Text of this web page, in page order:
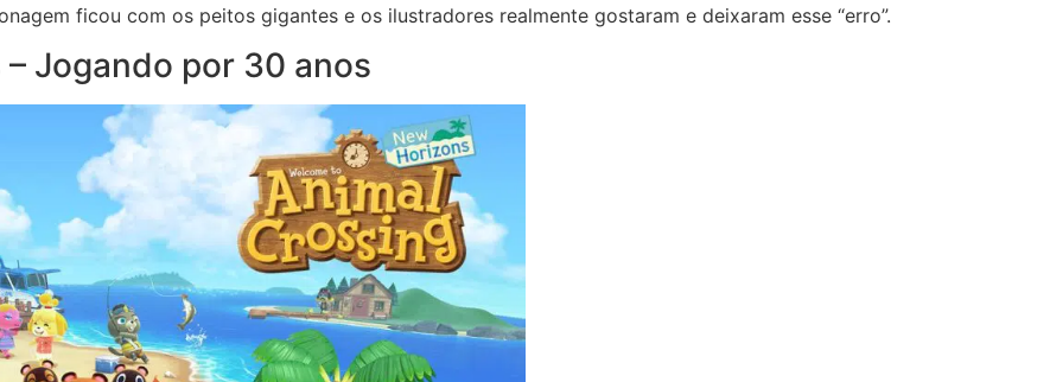
ficou com os peitos gigantes e os ilustradores realmente gostaram e deixaram esse “erro”.
Jogando por 30 anos